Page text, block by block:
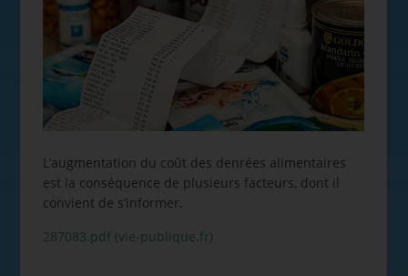
L’augmentation du coût des denrées alimentaires
est la conséquence de plusieurs facteurs, dont il
convient de s’informer.
287083.pdf (vie-publique.fr)